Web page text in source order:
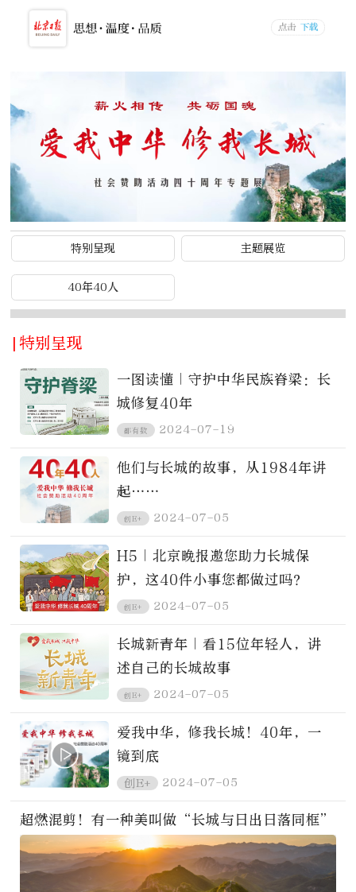
特别呈现 主题展览
40年40人
|特别呈现
一图读懂｜守护中华民族脊梁：长
城修复40年
都有数 2024-07-19
他们与长城的故事，从1984年讲
起……
创E+ 2024-07-05
H5｜北京晚报邀您助力长城保
护，这40件小事您都做过吗？
创E+ 2024-07-05
长城新青年｜看15位年轻人，讲
述自己的长城故事
创E+ 2024-07-05
爱我中华，修我长城！40年，一
镜到底
创E+ 2024-07-05
超燃混剪！有一种美叫做“长城与日出日落同框”